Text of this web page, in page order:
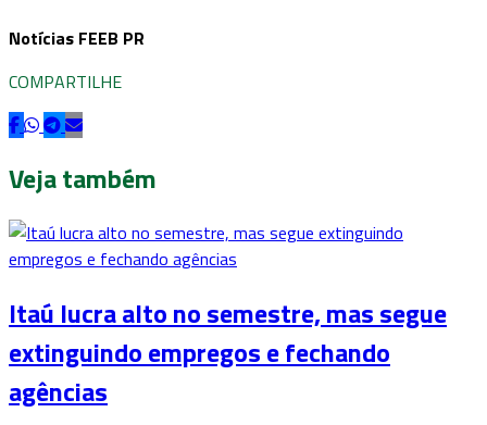
Notícias FEEB PR
COMPARTILHE
Veja também
Itaú lucra alto no semestre, mas segue
extinguindo empregos e fechando
agências